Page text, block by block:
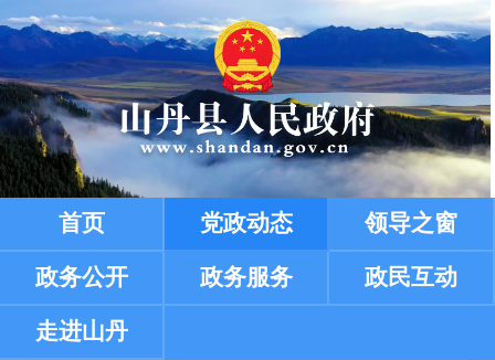
首页 党政动态 领导之窗
政务公开 政务服务 政民互动
走进山丹